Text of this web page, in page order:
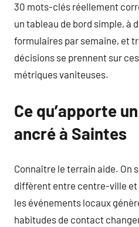
30 mots-clés réellement
un tableau de bord simple, à
formulaires par semaine, et
décisions se prennent sur
métriques vaniteuses.
Ce qu’apporte
ancré à Saintes
Connaître le terrain aide. On
diffèrent entre centre-ville et
les événements locaux
habitudes de contact